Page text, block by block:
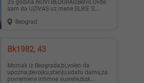
35 godina.NOVI BEOGRAD,Belvil.Ovde
sam da UZIVAS uz mene.SLIKE S...
Beograd
Bk1982, 43
Momak iz Beograda,bi,voleo da
upozna,devojku,stariju,udatu damu,za
povremene intimne susrete,disk...